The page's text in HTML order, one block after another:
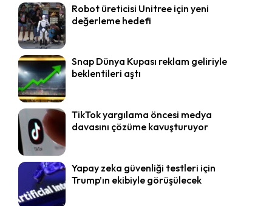
Robot üreticisi Unitree için yeni
değerleme hedefi
Snap Dünya Kupası reklam geliriyle
beklentileri aştı
TikTok yargılama öncesi medya
davasını çözüme kavuşturuyor
Yapay zeka güvenliği testleri için
Trump’ın ekibiyle görüşülecek